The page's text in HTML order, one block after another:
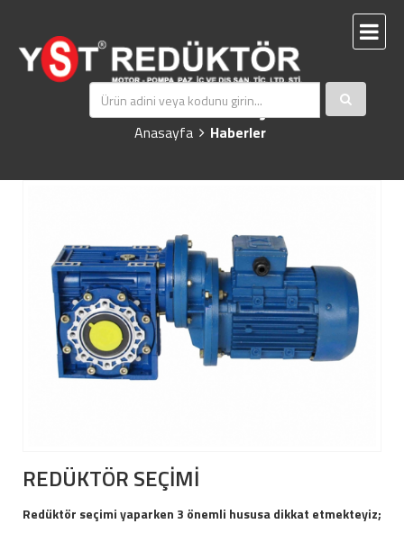
REDÜKTÖR SEÇİMİ
Anasayfa Haberler
REDÜKTÖR SEÇİMİ
Redüktör seçimi yaparken 3 önemli hususa dikkat etmekteyiz;